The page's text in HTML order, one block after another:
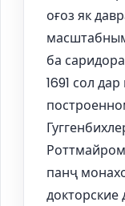
оғоз як
ба
1691 сол
панҷ
докторские